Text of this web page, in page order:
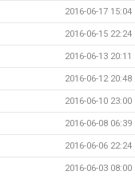
2016-06-17 15:04
2016-06-15 22:24
2016-06-13 20:11
2016-06-12 20:48
2016-06-10 23:00
2016-06-08 06:39
2016-06-06 22:24
2016-06-03 08:00